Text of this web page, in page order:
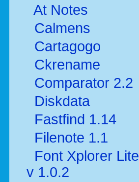
At Notes
Calmens
Cartagogo
Ckrename
Comparator 2.2
Diskdata
Fastfind 1.14
Filenote 1.1
Font Xplorer Lite
v 1.0.2